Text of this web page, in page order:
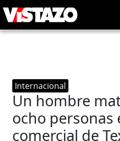
Internacional
Un hombre
ocho personas
comercial de